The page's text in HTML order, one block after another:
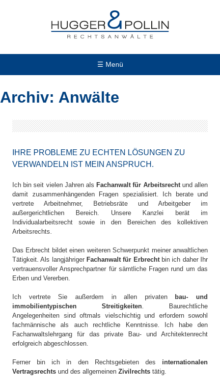
☰ Menü
Archiv: Anwälte
IHRE PROBLEME ZU ECHTEN LÖSUNGEN ZU
VERWANDELN IST MEIN ANSPRUCH.
Ich bin seit vielen Jahren als Fachanwalt für Arbeitsrechtund allen
damit zusammenhängenden Fragen spezialisiert. Ich berate und
vertrete Arbeitnehmer, Betriebsräte und Arbeitgeber im
außergerichtlichen Bereich. Unsere Kanzlei berät im
Individualarbeitsrecht sowie in den Bereichen des kollektiven
Arbeitsrechts.
Das Erbrecht bildet einen weiteren Schwerpunkt meiner anwaltlichen
Tätigkeit. Als langjähriger Fachanwalt für Erbrechtbin ich daher Ihr
vertrauensvoller Ansprechpartner für sämtliche Fragen rund um das
Erben und Vererben.
Ich vertrete Sie außerdem in allen privaten
bau- und
immobilientypischen Streitigkeiten. Baurechtliche
Angelegenheiten sind oftmals vielschichtig und erfordern sowohl
fachmännische als auch rechtliche Kenntnisse. Ich habe den
Fachanwaltslehrgang für das private Bau- und Architektenrecht
erfolgreich abgeschlossen.
Ferner bin ich in den Rechtsgebieten des internationalen
Vertragsrechts und des allgemeinen Zivilrechts tätig.